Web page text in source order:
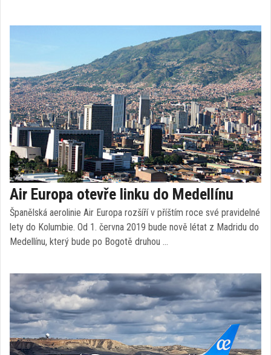
Air Europa otevře linku do Medellínu
Španělská aerolinie Air Europa rozšíří v příštím roce své pravidelné
lety do Kolumbie. Od 1. června 2019 bude nově létat z Madridu do
Medellínu, který bude po Bogotě druhou …